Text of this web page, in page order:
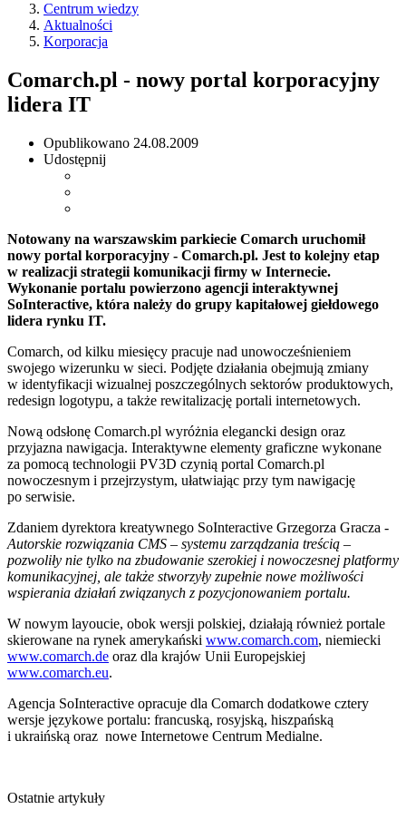
Centrum wiedzy
Aktualności
Korporacja
Comarch.pl - nowy portal korporacyjny
lidera IT
Opublikowano 24.08.2009
Udostępnij
Notowany na warszawskim parkiecie Comarch uruchomił
nowy portal korporacyjny - Comarch.pl. Jest to kolejny etap
w realizacji strategii komunikacji firmy w Internecie.
Wykonanie portalu powierzono agencji interaktywnej
SoInteractive, która należy do grupy kapitałowej giełdowego
lidera rynku IT.
Comarch, od kilku miesięcy pracuje nad unowocześnieniem
swojego wizerunku w sieci. Podjęte działania obejmują zmiany
w identyfikacji wizualnej poszczególnych sektorów produktowych,
redesign logotypu, a także rewitalizację portali internetowych.
Nową odsłonę Comarch.pl wyróżnia elegancki design oraz
przyjazna nawigacja. Interaktywne elementy graficzne wykonane
za pomocą technologii PV3D czynią portal Comarch.pl
nowoczesnym i przejrzystym, ułatwiając przy tym nawigację
po serwisie.
Zdaniem dyrektora kreatywnego SoInteractive Grzegorza Gracza -
Autorskie rozwiązania CMS – systemu zarządzania treścią –
pozwoliły nie tylko na zbudowanie szerokiej i nowoczesnej platformy
komunikacyjnej, ale także stworzyły zupełnie nowe możliwości
wspierania działań związanych z pozycjonowaniem portalu.
W nowym layoucie, obok wersji polskiej, działają również portale
skierowane na rynek amerykański www.comarch.com, niemiecki
www.comarch.de oraz dla krajów Unii Europejskiej
www.comarch.eu.
Agencja SoInteractive opracuje dla Comarch dodatkowe cztery
wersje językowe portalu: francuską, rosyjską, hiszpańską
i ukraińską oraz nowe Internetowe Centrum Medialne.
Ostatnie artykuły